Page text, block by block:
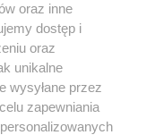
być powielany i
jakikolwiek sposób (w
polu
w Internecie
użycie lub
naruszeniem prawa, tzn.
kary i może być ścigane
oraz inne
dostęp i
oraz
unikalne
wysyłane przez
zapewniania